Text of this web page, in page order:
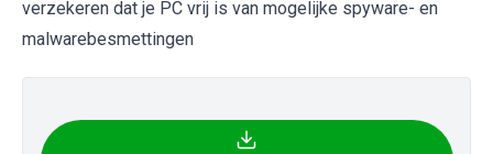
verzekeren dat je PC vrij is van mogelijke spyware- en
malwarebesmettingen